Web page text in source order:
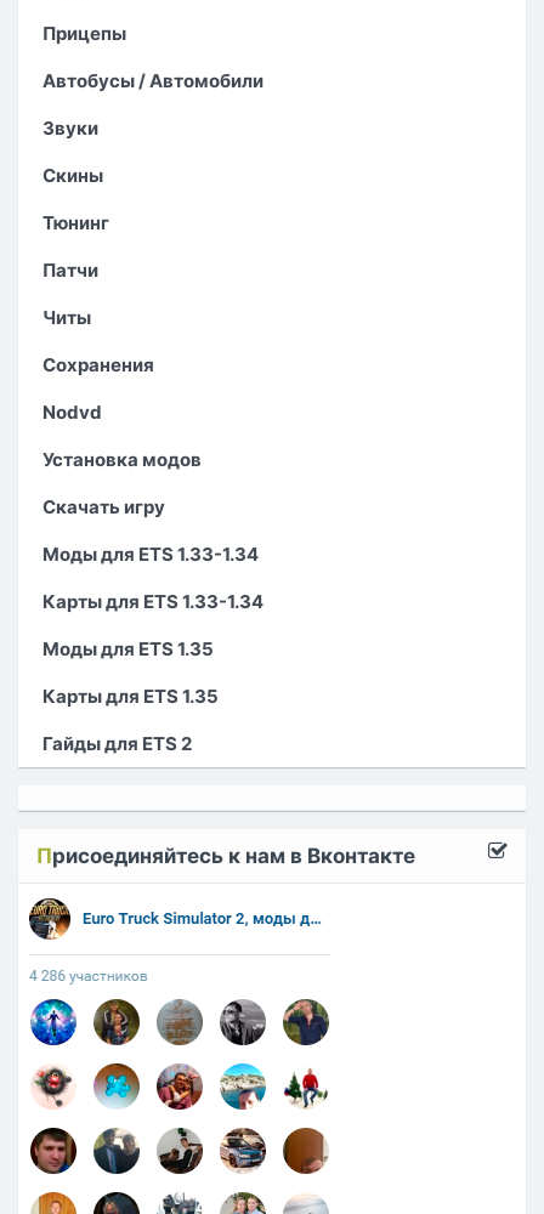
Прицепы
Автобусы / Автомобили
Звуки
Скины
Тюнинг
Патчи
Читы
Сохранения
Nodvd
Установка модов
Скачать игру
Моды для ETS 1.33-1.34
Карты для ETS 1.33-1.34
Моды для ETS 1.35
Карты для ETS 1.35
Гайды для ETS 2
Присоединяйтесь к нам в Вконтакте